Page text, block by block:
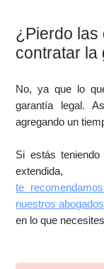
¿Pierdo las
contratar la
No, ya que lo
garantía legal.
agregando un
Si estás
extendida,
te
nuestros
en lo que